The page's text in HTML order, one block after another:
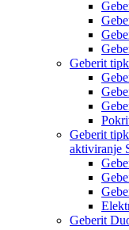
Geberit
Geberit
aktiviranje
Geberit